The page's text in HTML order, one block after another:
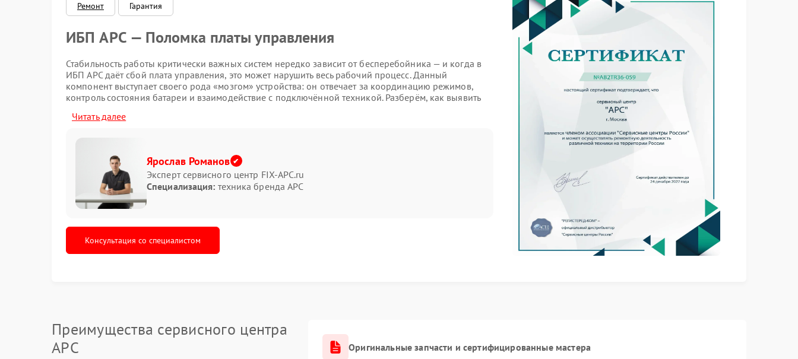
Ремонт Гарантия
ИБП APC — Поломка платы управления
Стабильность работы критически важных систем нередко зависит от бесперебойника — и когда в
ИБП APC даёт сбой плата управления, это может нарушить весь рабочий процесс. Данный
компонент выступает своего рода «мозгом» устройства: он отвечает за координацию режимов,
контроль состояния батареи и взаимодействие с подключённой техникой. Разберём, как выявить
Симптомы неисправности
Понять, что проблема кроется именно в плате управления, помогут следующие проявления:
Полное отсутствие реакции на нажатие кнопки включения — ни световой
индикации, ни звуковых сигналов.
Неожиданные отключения ИБП во время штатной работы без видимых причин.
Нетипичное поведение индикаторов: например, одновременное загорание всех
светодиодов или их беспорядочное мерцание.
Отсутствие реакции на отключение внешнего электропитания — устройство не
Обнаружив подобные признаки, не спешите разбирать корпус или вносить изменения в настройки.
Сначала выполните ряд простых действий:
Читать далее
Ярослав Романов
Эксперт сервисного центр FIX-APC.ru
Специализация: техника бренда APC
Консультация со специалистом
Преимущества сервисного центра
APC
Оригинальные запчасти и сертифицированные мастера